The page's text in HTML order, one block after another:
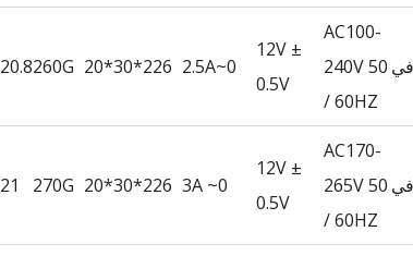
AC100-
240V 50
/ 60HZ
12V ±
0.5V
0~2.5A
226*30*20
260G20.8كجم
AC170-
265V 50
/ 60HZ
12V ±
0.5V
0~ 3A
226*30*20
270G 21كجم